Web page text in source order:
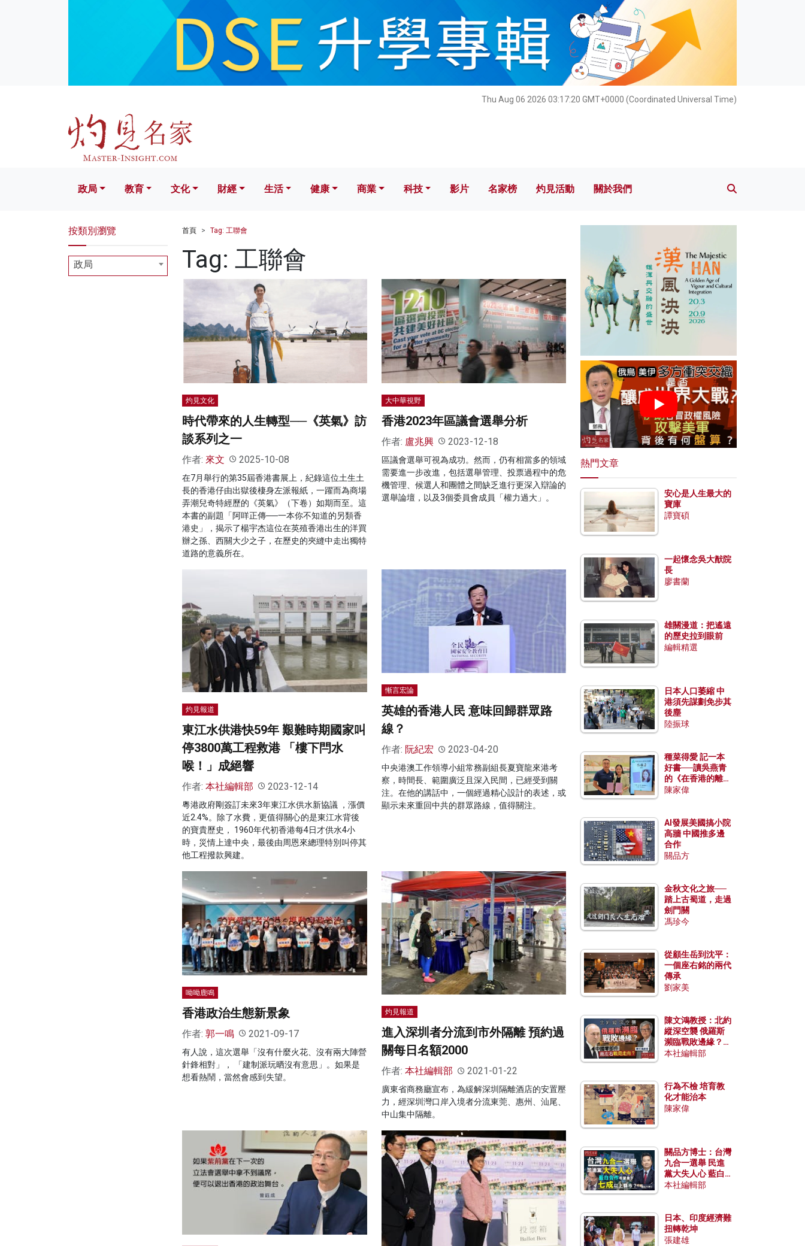
Thu Aug 06 2026 03:17:21 GMT+0000 (Coordinated Universal Time)
文化 財經 生活 健康 科技 影片 名家榜 灼見活動 關於我們
政局 教育 文化 財經 生活 健康 商業 科技 影片 名家榜 灼見活動 關於我們
首頁 Tag: 工聯會
Tag: 工聯會
灼見文化
時代帶來的人生轉型──《英氣》訪
談系列之一
作者: 來文 2025-10-08
在7月舉行的第35屆香港書展上，紀錄這位土生土
長的香港仔由出獄後棲身左派報紙，一躍而為商場
弄潮兒奇特經歷的《英氣》（下卷）如期而至。這
本書的副題「阿咩正傳──一本你不知道的另類香
港史」，揭示了楊宇杰這位在英殖香港出生的洋買
辦之孫、西關大少之子，在歷史的夾縫中走出獨特
道路的意義所在。
大中華視野
香港2023年區議會選舉分析
作者: 盧兆興 2023-12-18
區議會選舉可視為成功。然而，仍有相當多的領域
需要進一步改進，包括選舉管理、投票過程中的危
機管理、候選人和團體之間缺乏進行更深入辯論的
選舉論壇，以及3個委員會成員「權力過大」。
灼見報道
東江水供港快59年 艱難時期國家叫
停3800萬工程救港 「樓下閂水
喉！」成絕響
作者: 本社編輯部 2023-12-14
粵港政府剛簽訂未來3年東江水供水新協議 ，漲價
近2.4%。除了水費，更值得關心的是東江水背後
的寶貴歷史， 1960年代初香港每4日才供水4小
時，災情上達中央，最後由周恩來總理特別叫停其
他工程撥款興建。
慚言宏論
英雄的香港人民 意味回歸群眾路
線？
作者: 阮紀宏 2023-04-20
中央港澳工作領導小組常務副組長夏寶龍來港考
察，時間長、範圍廣泛且深入民間，已經受到關
注。在他的講話中，一個經過精心設計的表述，或
顯示未來重回中共的群眾路線，值得關注。
呦呦鹿鳴
香港政治生態新景象
作者: 郭一鳴 2021-09-17
有人說，這次選舉「沒有什麼火花、沒有兩大陣營
針鋒相對」， 「建制派玩晒沒有意思」。如果是
想看熱鬧，當然會感到失望。
灼見報道
進入深圳者分流到市外隔離 預約過
關每日名額2000
作者: 本社編輯部 2021-01-22
廣東省商務廳宣布，為緩解深圳隔離酒店的安置壓
力，經深圳灣口岸入境者分流東莞、惠州、汕尾、
中山集中隔離。
按類別瀏覽
政局
熱門文章
安心是人生最大的
寶庫
譚寶碩
一起懷念吳大猷院
長
廖書蘭
雄關漫道：把遙遠
的歷史拉到眼前
編輯精選
日本人口萎縮 中
港須先謀劃免步其
後塵
陸振球
種菜得愛 記一本
好書──讀吳燕青
的《在香港的離島
種菜》
陳家偉
AI發展美國搞小院
高牆 中國推多邊
合作
關品方
金秋文化之旅──
踏上古蜀道，走過
劍門關
馮珍今
從顧生岳到沈平：
一個座右銘的兩代
傳承
劉家美
陳文鴻教授：北約
縱深空襲 俄羅斯
瀕臨戰敗邊緣？中
國零部件能左右戰
本社編輯部
行為不檢 培育教
化才能治本
陳家偉
關品方博士：台灣
九合一選舉 民進
黨大失人心 藍白
合作有望拿下七成
本社編輯部
日本、印度經濟難
扭轉乾坤
張建雄